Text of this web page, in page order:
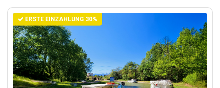
ERSTE EINZAHLUNG 30%